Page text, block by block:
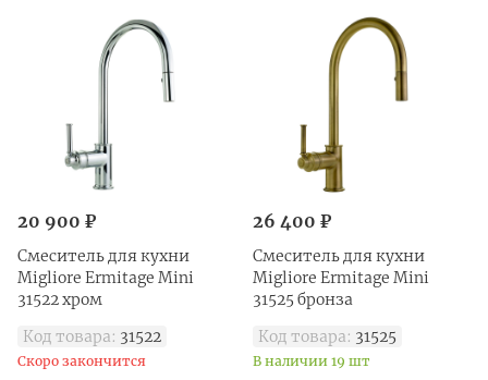
20 900 ₽
Смеситель для кухни
Migliore Ermitage Mini
31522 хром
Код товара: 31522
Скоро закончится
26 400 ₽
Смеситель для кухни
Migliore Ermitage Mini
31525 бронза
Код товара: 31525
В наличии 19 шт